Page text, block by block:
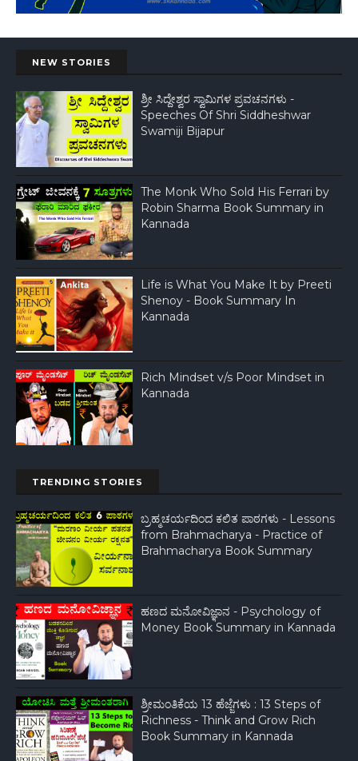
NEW STORIES
ಶ್ರೀ ಸಿದ್ದೇಶ್ವರ ಸ್ವಾಮಿಗಳ ಪ್ರವಚನಗಳು -
Speeches Of Shri Siddheshwar
Swamiji Bijapur
The Monk Who Sold His Ferrari by
Robin Sharma Book Summary in
Kannada
Life is What You Make It by Preeti
Shenoy - Book Summary In
Kannada
Rich Mindset v/s Poor Mindset in
Kannada
TRENDING STORIES
ಬ್ರಹ್ಮಚರ್ಯದಿಂದ ಕಲಿತ‌ ಪಾಠಗಳು - Lessons
from Brahmacharya - Practice of
Brahmacharya Book Summary
ಹಣದ ಮನೋವಿಜ್ಞಾನ - Psychology of
Money Book Summary in Kannada
ಶ್ರೀಮಂತಿಕೆಯ 13 ಹೆಜ್ಜೆಗಳು : 13 Steps of
Richness - Think and Grow Rich
Book Summary in Kannada